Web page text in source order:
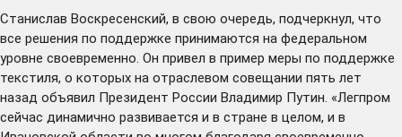
Станислав Воскресенский, в свою очередь, подчеркнул, что
все решения по поддержке принимаются на федеральном
уровне своевременно. Он привел в пример меры по поддержке
текстиля, о которых на отраслевом совещании пять лет
назад объявил Президент России Владимир Путин. «Легпром
сейчас динамично развивается и в стране в целом, и в